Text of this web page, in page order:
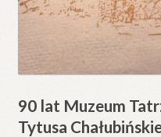
90 lat Muzeum
Tytusa